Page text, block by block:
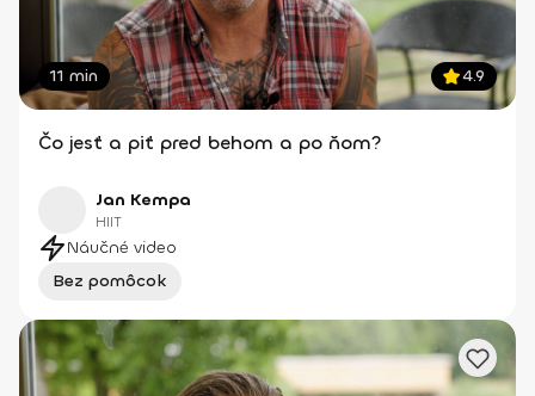
11 min 4.9
Čo jesť a piť pred behom a po ňom?
Jan Kempa
HIIT
Náučné video
Bez pomôcok